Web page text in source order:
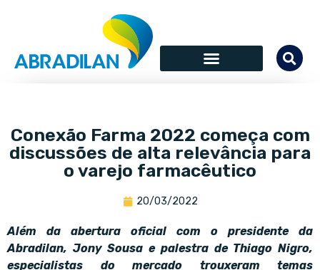
Conexão Farma 2022 começa com
discussões de alta relevância para
o varejo farmacêutico
20/03/2022
Além da abertura oficial com o presidente da
Abradilan, Jony Sousa e palestra de Thiago Nigro,
especialistas do mercado trouxeram temas